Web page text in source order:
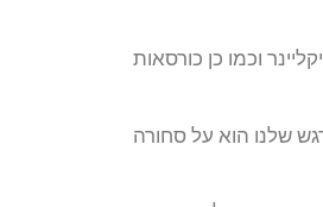
וכמו כן כורסאות
שלנו הוא על סחורה